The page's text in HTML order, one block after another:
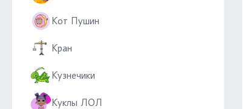
Кот Пушин
Кран
Кузнечики
Куклы ЛОЛ